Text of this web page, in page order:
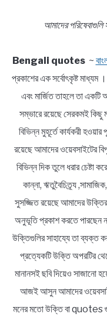
আমাদের পরিষেবাগুলি
Bengali quotes~
প্রকাশের এক সর্বোৎকৃষ্ট
এবং মার্জিত তাহলে তা একটি
সম্ভারে রয়েছে সেরকমই কিছু
বিভিন্ন মুহূর্তে কার্যকরী
রয়েছে আমাদের ওয়েবসাইটের
বিভিন্ন দিক তুলে ধরার চেষ্টা
কান্না, ঋতুবৈচিত্র্য
সুসজ্জিত রয়েছে আমাদের উক্তির
অনুভূতি প্রকাশ করতে পারছেন
উক্তিগুলির সাহায্যে তা ব্যক্ত
প্রত্যেকটি উক্তি অপরটির
মানানসই ছবি দিয়েও সাজানো
আজই আসুন আমাদের
মনের মতো উক্তি বা quotes